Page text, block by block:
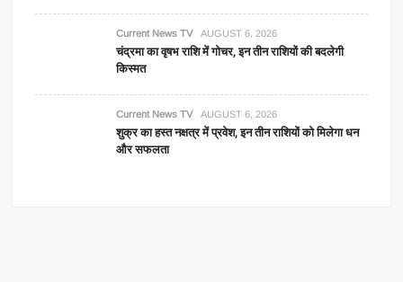
Current News TV AUGUST 6, 2026
चंद्रमा का वृषभ राशि में गोचर, इन तीन राशियों की बदलेगी
किस्मत
Current News TV AUGUST 6, 2026
शुक्र का हस्त नक्षत्र में प्रवेश, इन तीन राशियों को मिलेगा धन
और सफलता